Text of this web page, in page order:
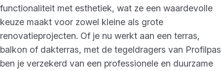
functionaliteit met esthetiek, wat ze een waardevolle
keuze maakt voor zowel kleine als grote
renovatieprojecten. Of je nu werkt aan een terras,
balkon of dakterras, met de tegeldragers van Profilpas
ben je verzekerd van een professionele en duurzame